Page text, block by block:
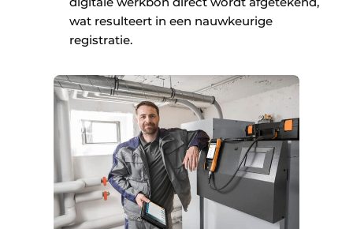
wat resulteert in een nauw­keurige
registratie.